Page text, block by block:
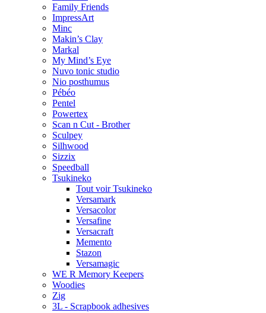
Family Friends
ImpressArt
Minc
Makin’s Clay
Markal
My Mind’s Eye
Nuvo tonic studio
Nio posthumus
Pébéo
Pentel
Powertex
Scan n Cut - Brother
Sculpey
Silhwood
Sizzix
Speedball
Tsukineko
Tout voir Tsukineko
Versamark
Versacolor
Versafine
Versacraft
Memento
Stazon
Versamagic
WE R Memory Keepers
Woodies
Zig
3L - Scrapbook adhesives